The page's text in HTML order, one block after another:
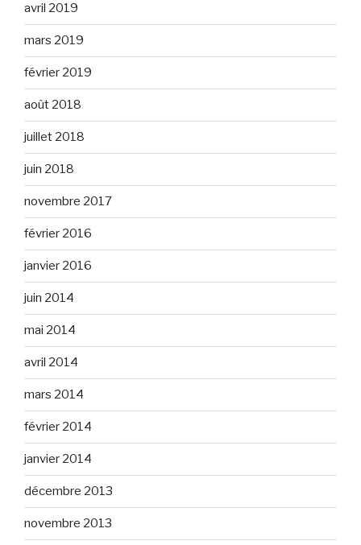
avril 2019
mars 2019
février 2019
août 2018
juillet 2018
juin 2018
novembre 2017
février 2016
janvier 2016
juin 2014
mai 2014
avril 2014
mars 2014
février 2014
janvier 2014
décembre 2013
novembre 2013